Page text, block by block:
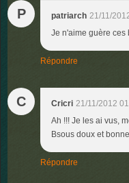
P patriarch 21/11/
Je n'aime guère ces
Répondre
C Cricri 21/11/2012
Ah !!! Je les ai vus,
Bsous doux et
Répondre